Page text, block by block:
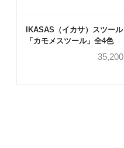
IKASAS（イカサ）スツール
「カモメスツール」全4色
35,200